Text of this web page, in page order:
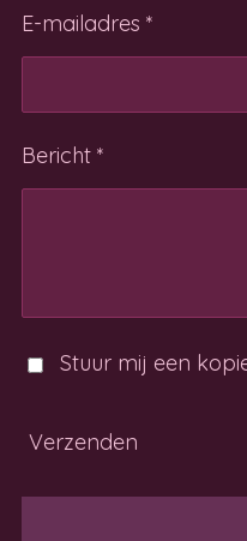
E-mailadres *
Bericht *
Stuur mij een
Verzenden